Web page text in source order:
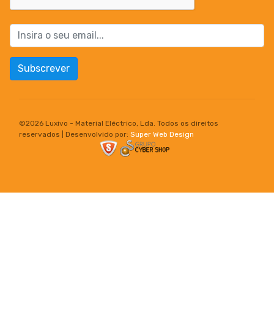
Subscrever
©2026 Luxivo - Material Eléctrico, Lda. Todos os direitos
reservados | Desenvolvido por: Super Web Design